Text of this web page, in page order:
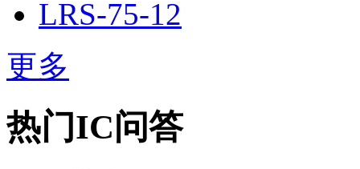
LRS-75-12
更多
热门IC问答